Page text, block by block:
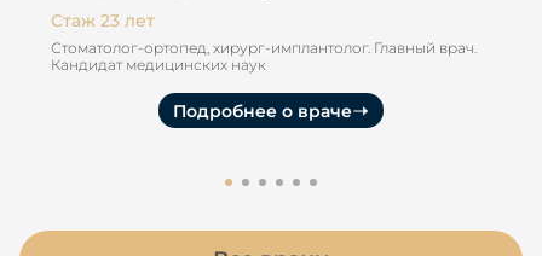
Стаж 23 лет
Стоматолог-ортопед, хирург-имплантолог. Главный врач.
Кандидат медицинских наук
Подробнее о враче